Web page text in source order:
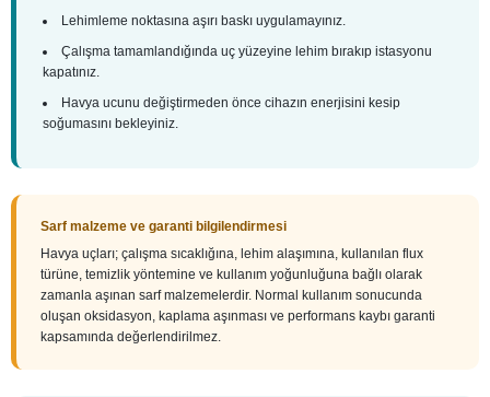
Lehimleme noktasına aşırı baskı uygulamayınız.
Çalışma tamamlandığında uç yüzeyine lehim bırakıp istasyonu
kapatınız.
Havya ucunu değiştirmeden önce cihazın enerjisini kesip
soğumasını bekleyiniz.
Sarf malzeme ve garanti bilgilendirmesi
Havya uçları; çalışma sıcaklığına, lehim alaşımına, kullanılan flux
türüne, temizlik yöntemine ve kullanım yoğunluğuna bağlı olarak
zamanla aşınan sarf malzemelerdir. Normal kullanım sonucunda
oluşan oksidasyon, kaplama aşınması ve performans kaybı garanti
kapsamında değerlendirilmez.